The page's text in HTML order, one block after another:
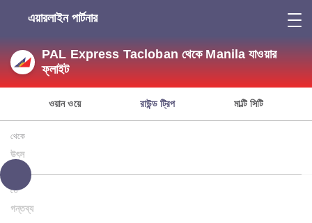
এয়ারলাইন পার্টনার
PAL Express Tacloban থেকে Manila যাওয়ার
ফ্লাইট
ওয়ান ওয়ে রাউন্ড ট্রিপ মাল্টি সিটি
থেকে
উৎস
তে
গন্তব্য